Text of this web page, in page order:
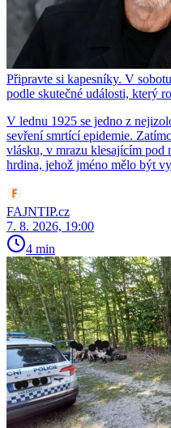
Připravte si kapesníky. V
podle skutečné události, který
V lednu 1925 se jedno z
sevření smrtící epidemie.
vlásku, v mrazu klesajícím pod
hrdina, jehož jméno mělo být
FAJNTIP.cz
7. 8. 2026, 19:00
4 min